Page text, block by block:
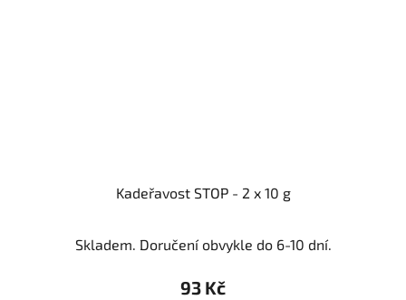
Kadeřavost STOP - 2 x 10 g
Skladem. Doručení obvykle do 6-10 dní.
93 Kč